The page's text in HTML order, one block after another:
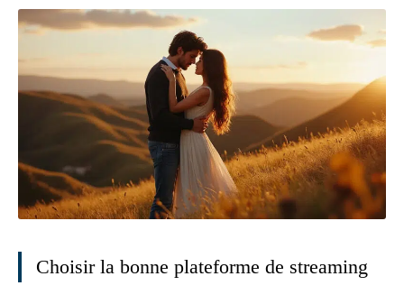
Choisir la bonne plateforme de streaming